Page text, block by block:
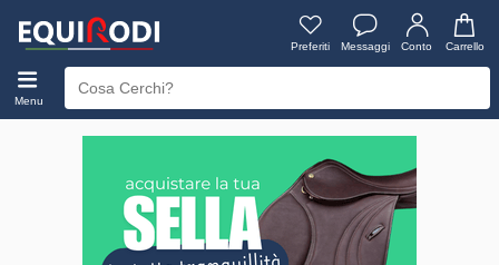
Preferiti Messaggi Conto Carrello
Menu